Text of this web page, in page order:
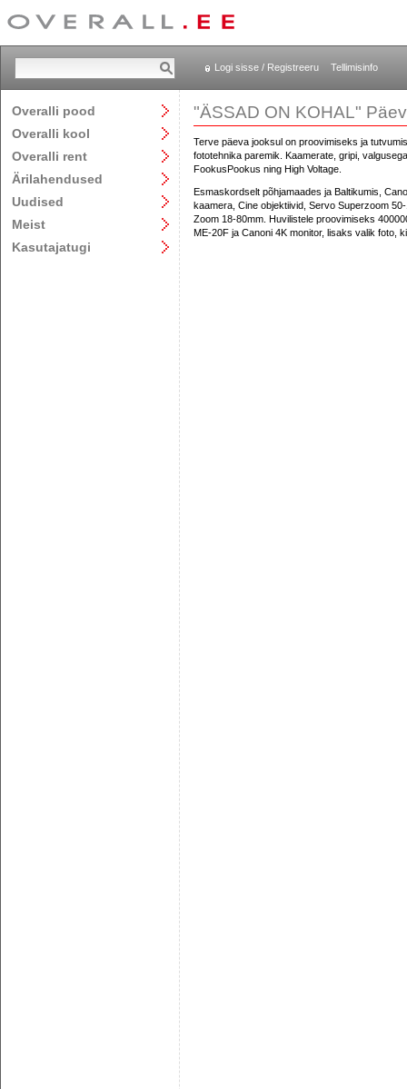
Logi sisse / Registreeru Tellimisinfo
Overalli pood
Overalli kool
Overalli rent
Ärilahendused
Uudised
Meist
Kasutajatugi
"ÄSSAD ON KOHAL"
Terve päeva jooksul on proovimiseks ja
fototehnika paremik. Kaamerate, gripi,
FookusPookus ning High Voltage.
Esmaskordselt põhjamaades ja Baltikumis,
kaamera, Cine objektiivid, Servo Superzoom
Zoom 18-80mm. Huvilistele proovimiseks
ME-20F ja Canoni 4K monitor, lisaks valik foto,